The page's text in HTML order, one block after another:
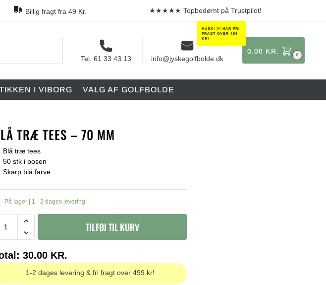
Billig fragt fra 49 Kr. ★★★★★ Topbedømt på Trustpilot!
Tel. 61 33 43 13 info@jyskegolfbolde.dk
0.00 KR. 0
I VIBORG VALG AF GOLFBOLDE
TRÆ TEES – 70 MM
Blå træ tees
50 stk i posen
Skarp blå farve
På lager | 1 - 2 dages levering!
TILFØJ TIL KURV
30.00 KR.
1-2 dages levering & fri fragt over 499 kr!